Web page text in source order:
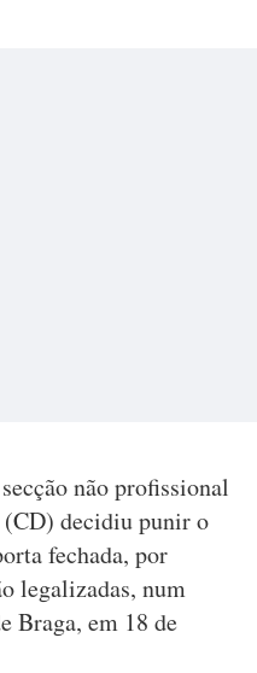
não profissional
decidiu punir o
fechada, por
legalizadas, num
Braga, em 18 de